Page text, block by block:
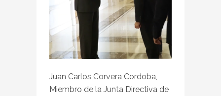
Juan Carlos Corvera Cordoba,
Miembro de la Junta Directiva de